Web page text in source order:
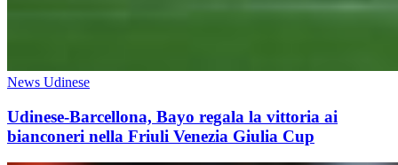
News Udinese
Udinese-Barcellona, Bayo regala la vittoria ai
bianconeri nella Friuli Venezia Giulia Cup